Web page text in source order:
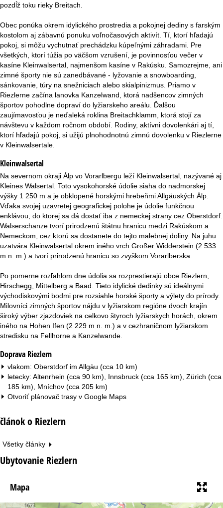
á
n
k
a
pozdĺž toku rieky Breitach.
Obec ponúka okrem idylického prostredia a pokojnej dediny s farským
kostolom aj zábavnú ponuku voľnočasových aktivít. Tí, ktorí hľadajú
pokoj, si môžu vychutnať prechádzku kúpeľnými záhradami. Pre
všetkých, ktorí túžia po väčšom vzrušení, je povinnosťou večer v
kasíne Kleinwalsertal, najmenšom kasíne v Rakúsku. Samozrejme, ani
zimné športy nie sú zanedbávané - lyžovanie a snowboarding,
sánkovanie, túry na snežniciach alebo skialpinizmus. Priamo v
Riezlerne začína lanovka Kanzelwand, ktorá nadšencov zimných
športov pohodlne dopraví do lyžiarskeho areálu. Ďalšou
zaujímavosťou je neďaleká roklina Breitachklamm, ktorá stojí za
návštevu v každom ročnom období. Rodiny, aktívni dovolenkári aj tí,
ktorí hľadajú pokoj, si užijú plnohodnotnú zimnú dovolenku v Riezlerne
v Kleinwalsertale.
Kleinwalsertal
Na severnom okraji Álp vo Vorarlbergu leží Kleinwalsertal, nazývané aj
Kleines Walsertal. Toto vysokohorské údolie siaha do nadmorskej
výšky 1 250 m a je obklopené horskými hrebeňmi Allgäuských Álp.
Vďaka svojej uzavretej geografickej polohe je údolie funkčnou
enklávou, do ktorej sa dá dostať iba z nemeckej strany cez Oberstdorf.
Walserschanze tvorí prirodzenú štátnu hranicu medzi Rakúskom a
Nemeckom, cez ktorú sa dostanete do tejto malebnej doliny. Na juhu
uzatvára Kleinwalsertal okrem iného vrch Großer Widderstein (2 533
m n. m.) a tvorí prirodzenú hranicu so zvyškom Vorarlberska.
Po pomerne rozľahlom dne údolia sa rozprestierajú obce Riezlern,
Hirschegg, Mittelberg a Baad. Tieto idylické dedinky sú ideálnymi
východiskovými bodmi pre rozsiahle horské športy a výlety do prírody.
Milovníci zimných športov nájdu v lyžiarskom regióne dvoch krajín
široký výber zjazdoviek na celkovo štyroch lyžiarskych horách, okrem
iného na Hohen Ifen (2 229 m n. m.) a v cezhraničnom lyžiarskom
stredisku na Fellhorne a Kanzelwande.
Doprava Riezlern
vlakom: Oberstdorf im Allgäu (cca 10 km)
letecky: Altenrhein (cca 90 km), Innsbruck (cca 165 km), Zürich (cca
185 km), Mníchov (cca 205 km)
Otvoriť plánovač trasy v Google Maps
článok o Riezlern
Všetky články
Ubytovanie Riezlern
Mapa